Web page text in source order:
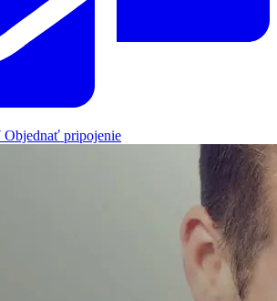
Objednať pripojenie